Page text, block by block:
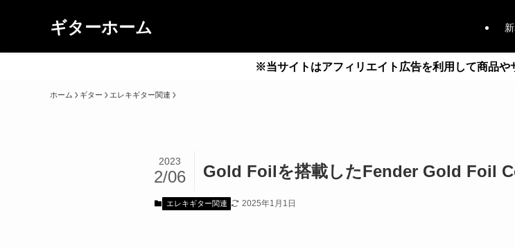
ギターホーム
※当サイトはアフィリエイト広告を利用して商品や
ホーム ギター エレキギター関連
Gold Foilを搭載したFender Gold Foil
2023
2/06
エレキギター関連 2025年1月1日